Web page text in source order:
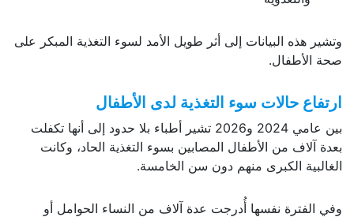
وتشير هذه البيانات إلى أثر طويل الأمد لسوء التغذية المبكر على
صحة الأطفال.
ارتفاع حالات سوء التغذية لدى الأطفال
بين عامي 2024 و2026 تشير أطباء بلا حدود إلى أنها تكفلت
بعدة آلاف من الأطفال المصابين بسوء التغذية الحاد، وكانت
الغالبية الكبرى منهم دون سن الخامسة.
وفي الفترة نفسها أُدرجت عدة آلاف من النساء الحوامل أو